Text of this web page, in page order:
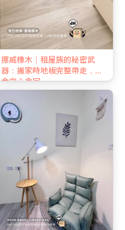
挪威橡木｜租屋族的秘密武
器：搬家時地板完整帶走，押
金安心拿回